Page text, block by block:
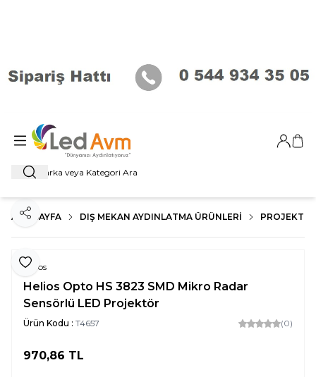
Ara
Giriş
ANA SAYFA DIŞ MEKAN AYDINLATMA ÜRÜNLERI
Favoriye Ekle
Paylaş
Helios
Helios Opto HS 3823 SMD Mikro Radar
Sensörlü LED Projektör
Ürün Kodu : T4657 (0)
970,86 TL